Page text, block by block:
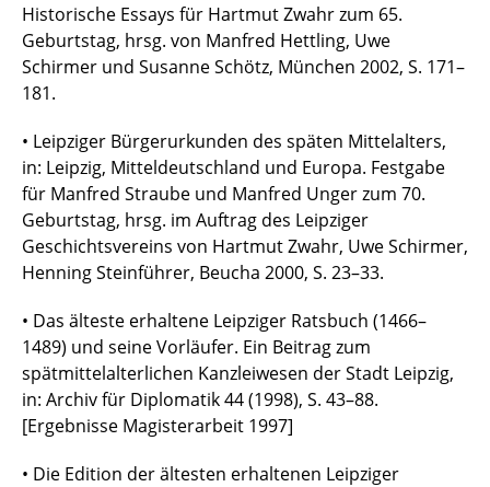
Historische Essays für Hartmut Zwahr zum 65.
Geburtstag, hrsg. von Manfred Hettling, Uwe
Schirmer und Susanne Schötz, München 2002, S. 171–
181.
• Leipziger Bürgerurkunden des späten Mittelalters,
in: Leipzig, Mitteldeutschland und Europa. Festgabe
für Manfred Straube und Manfred Unger zum 70.
Geburtstag, hrsg. im Auftrag des Leipziger
Geschichtsvereins von Hartmut Zwahr, Uwe Schirmer,
Henning Steinführer, Beucha 2000, S. 23–33.
• Das älteste erhaltene Leipziger Ratsbuch (1466–
1489) und seine Vorläufer. Ein Beitrag zum
spätmittelalterlichen Kanzleiwesen der Stadt Leipzig,
in: Archiv für Diplomatik 44 (1998), S. 43–88.
[Ergebnisse Magisterarbeit 1997]
• Die Edition der ältesten erhaltenen Leipziger